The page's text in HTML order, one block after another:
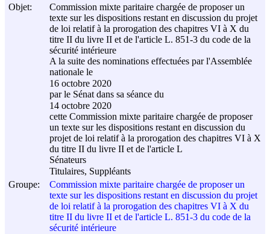
Objet:
Commission mixte paritaire chargée de proposer un
texte sur les dispositions restant en discussion du projet
de loi relatif à la prorogation des chapitres VI à X du
titre II du livre II et de l'article L. 851-3 du code de la
sécurité intérieure
A la suite des nominations effectuées par l'Assemblée
nationale le
16 octobre 2020
par le Sénat dans sa séance du
14 octobre 2020
cette Commission mixte paritaire chargée de proposer
un texte sur les dispositions restant en discussion du
projet de loi relatif à la prorogation des chapitres VI à X
du titre II du livre II et de l'article L
Sénateurs
Titulaires, Suppléants
Groupe:
Commission mixte paritaire chargée de proposer un
texte sur les dispositions restant en discussion du projet
de loi relatif à la prorogation des chapitres VI à X du
titre II du livre II et de l'article L. 851-3 du code de la
sécurité intérieure